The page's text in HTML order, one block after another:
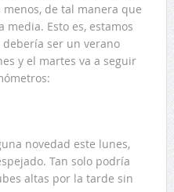
de tal manera que
Esto es, estamos
ser un verano
y el martes va a seguir
novedad este lunes,
Tan solo podría
altas por la tarde sin